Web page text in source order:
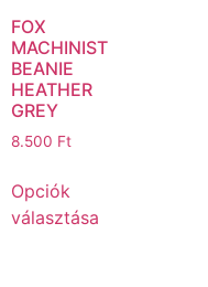
FOX
MACHINIST
BEANIE
HEATHER
GREY
8.500 Ft
Opciók
választása